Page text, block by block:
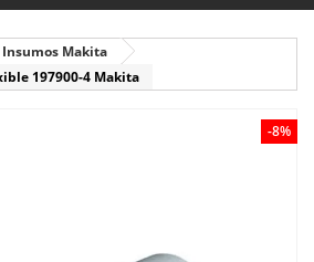
Insumos Makita
197900-4 Makita
-8%